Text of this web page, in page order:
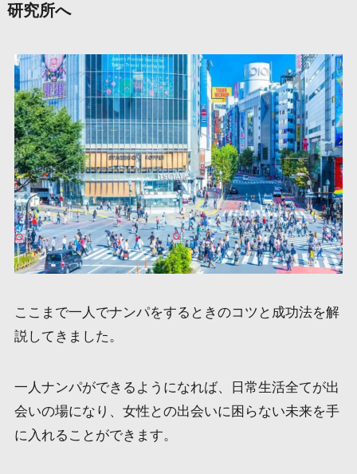
研究所へ
ここまで一人でナンパをするときのコツと成功法を解
説してきました。
一人ナンパができるようになれば、日常生活全てが出
会いの場になり、女性との出会いに困らない未来を手
に入れることができます。